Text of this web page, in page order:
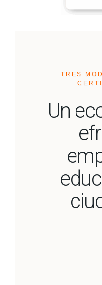
TRES
Un